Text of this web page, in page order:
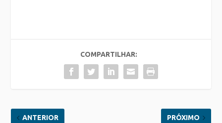
COMPARTILHAR:
ANTERIOR PRÓXIMO